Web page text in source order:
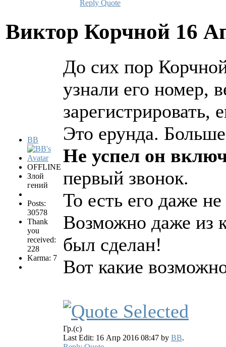
Reply Quote
Виктор Корчной 16
BB
OFFLINE
Злой
гений
Posts:
30578
Thank
you
received:
228
Karma: 7
До сих пор
узнали его номер,
зарегистрировать,
Это ерунда.
Не успел он
первый звонок.
То есть его даже
Возможно даже из
был сделан!
Вот какие
Гр.(с)
Last Edit: 16 Апр 2016 08:47 by BB.